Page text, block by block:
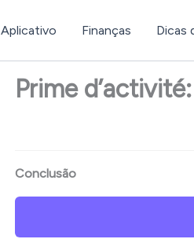
Aplicativo Finanças Dicas
Prime
Conclusão